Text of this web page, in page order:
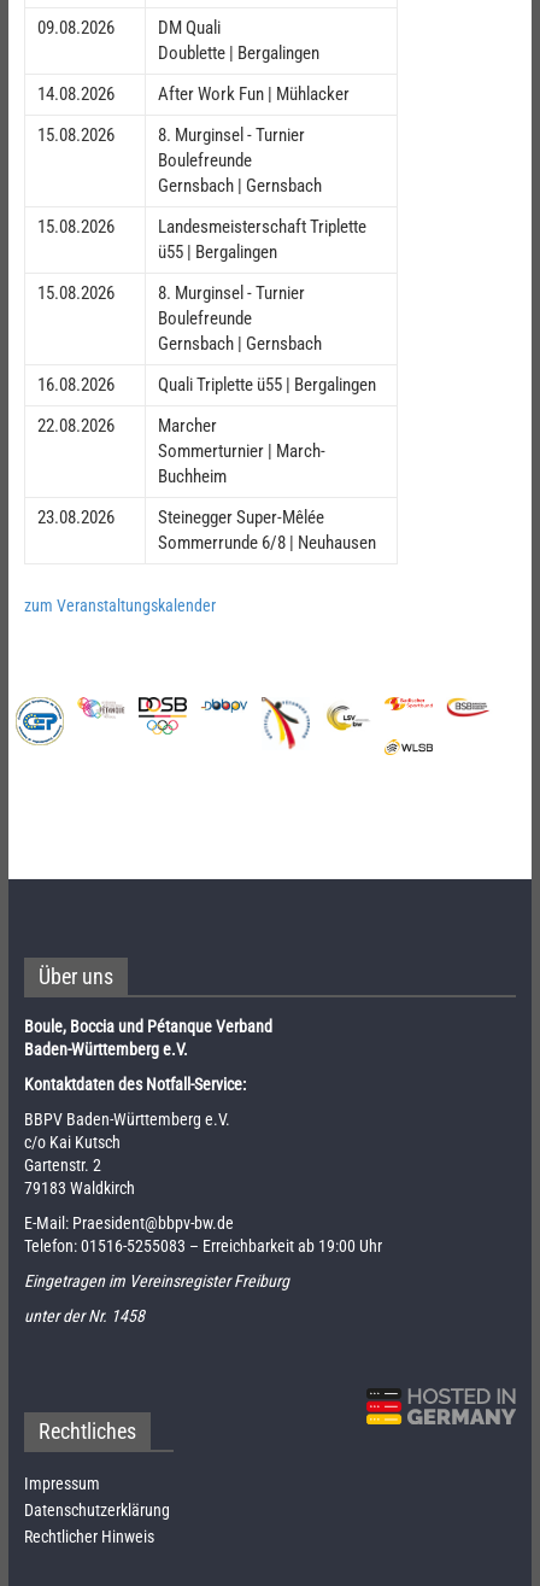
09.08.2026
DM Quali
Doublette | Bergalingen
14.08.2026
After Work Fun | Mühlacker
15.08.2026
8. Murginsel - Turnier
Boulefreunde
Gernsbach | Gernsbach
15.08.2026
Landesmeisterschaft Triplette
ü55 | Bergalingen
15.08.2026
8. Murginsel - Turnier
Boulefreunde
Gernsbach | Gernsbach
16.08.2026
Quali Triplette ü55 | Bergalingen
22.08.2026
Marcher
Sommerturnier | March-
Buchheim
23.08.2026
Steinegger Super-Mêlée
Sommerrunde 6/8 | Neuhausen
zum Veranstaltungskalender
Über uns
Boule, Boccia und Pétanque Verband
Baden-Württemberg e.V.
Kontaktdaten des Notfall-Service:
BBPV Baden-Württemberg e.V.
c/o Kai Kutsch
Gartenstr. 2
79183 Waldkirch
E-Mail: Praesident@bbpv-bw.de
Telefon:01516-5255083 – Erreichbarkeit ab 19:00 Uhr
Eingetragen im Vereinsregister Freiburg
unter der Nr. 1458
Rechtliches
Impressum
Datenschutzerklärung
Rechtlicher Hinweis